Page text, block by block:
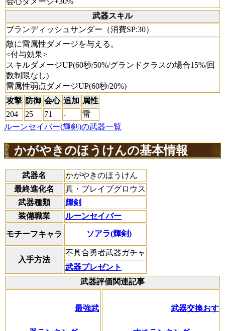
武器スキル
ブランディッシュサンダー（消費SP:30）
敵に雷属性ダメージを与える。
<付与効果>
スキルダメージUP(60秒/50%/グランドクラスの場合15%/回
数制限なし)
雷属性弱点ダメージUP(60秒/20%)
攻撃 防御 会心 追加 属性
204
25 71 -
雷
ルーンセイバー(輝剣)の武器一覧
かがやきのほうけんの基本情報
武器名
かがやきのほうけん
最終進化名
真・ブレイブグロウス
武器種類
輝剣
装備職業
ルーンセイバー
モチーフキャラ ソアラ(輝剣)
入手方法
不具合勇者武器ガチャ
武器プレゼント
武器評価関連記事
最強武 武器交換おす